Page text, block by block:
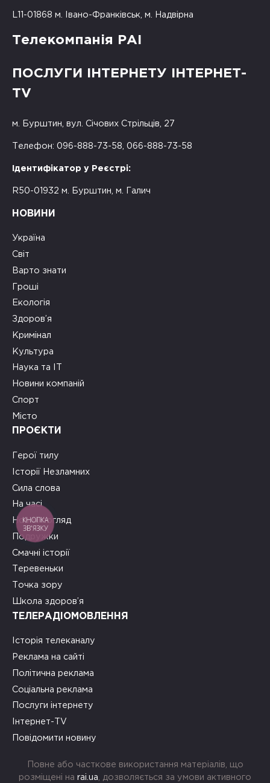
L11-01868 м. Івано-Франківськ, м. Надвірна
Телекомпанія РАІ
ПОСЛУГИ ІНТЕРНЕТУ ІНТЕРНЕТ-
TV
м. Бурштин, вул. Січових Стрільців, 27
Телефон: 096-888-73-58, 066-888-73-58
Ідентифікатор у Реєстрі:
R50-01932 м. Бурштин, м. Галич
НОВИНИ
Україна
Світ
Варто знати
Гроші
Екологія
Здоров’я
Кримінал
Культура
Наука та ІТ
Новини компаній
Спорт
Місто
ПРОЄКТИ
Герої тилу
Історії Незламних
Сила слова
На часі
Новий погляд
Подружки
Смачні історії
Теревеньки
Точка зору
Школа здоров’я
ТЕЛЕРАДІОМОВЛЕННЯ
Історія телеканалу
Реклама на сайті
Політична реклама
Соціальна реклама
Послуги інтернету
Інтернет-TV
Повідомити новину
Повне або часткове використання матеріалів, що
розміщені на rai.ua , дозволяється за умови активного
КНОПКА
ЗВ'ЯЗКУ